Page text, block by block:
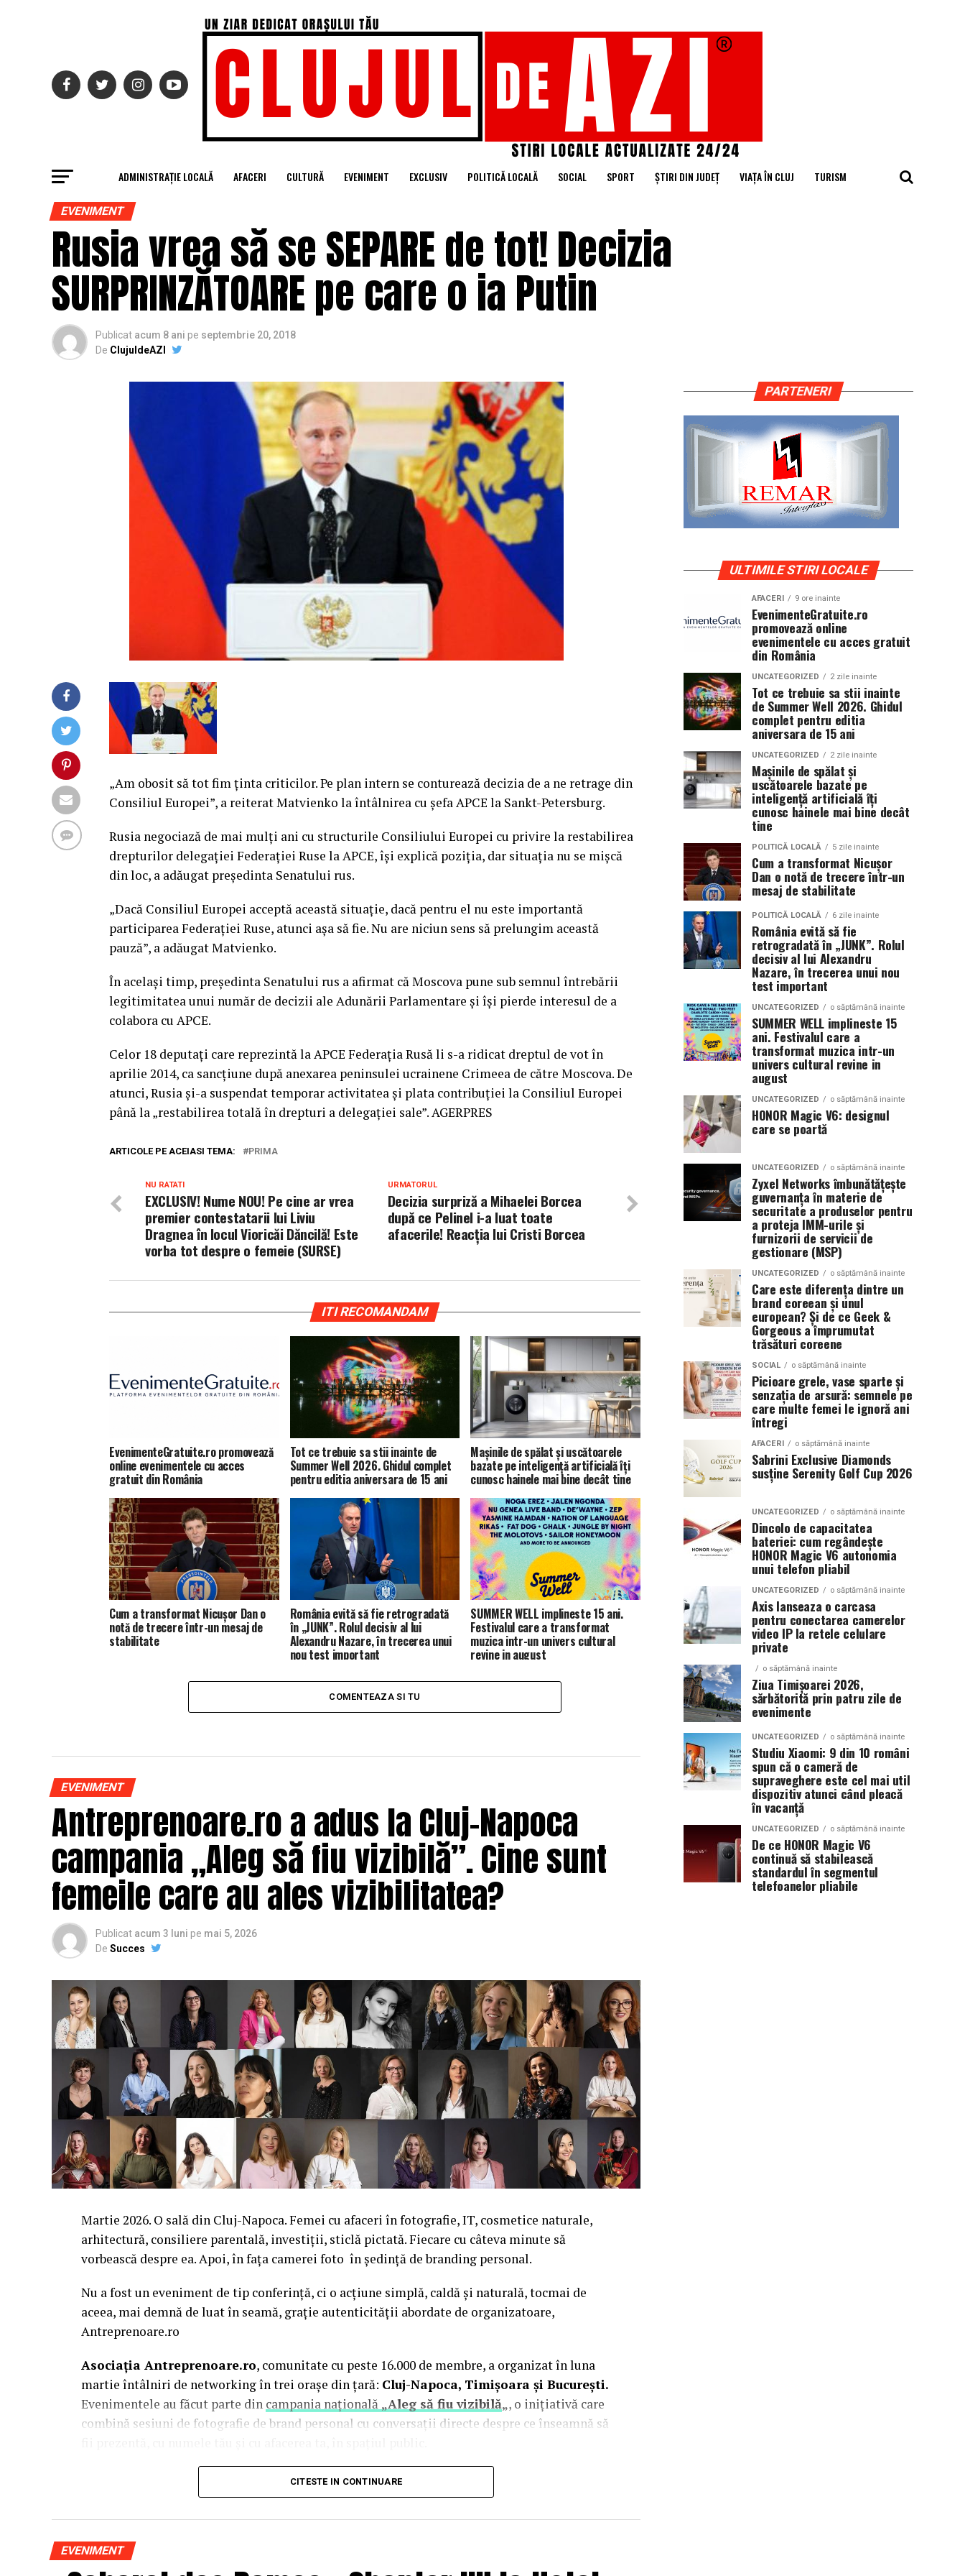
ADMINISTRAȚIE LOCALĂ AFACERI CULTURĂ EVENIMENT EXCLUSIV POLITICĂ LOCALĂ SOCIAL SPORT ȘTIRI DIN JUDEȚ VIAȚA ÎN CLUJ TURISM
EVENIMENT
Rusia vrea să se SEPARE de tot! Decizia
SURPRINZĂTOARE pe care o ia Putin
Publicat acum 8 ani pe septembrie 20, 2018
De ClujuldeAZI
„Am obosit să tot fim ţinta criticilor. Pe plan intern se conturează decizia de a ne retrage din
Consiliul Europei”, a reiterat Matvienko la întâlnirea cu şefa APCE la Sankt-Petersburg.
Rusia negociază de mai mulţi ani cu structurile Consiliului Europei cu privire la restabilirea
drepturilor delegaţiei Federaţiei Ruse la APCE, îşi explică poziţia, dar situaţia nu se mişcă
din loc, a adăugat preşedinta Senatului rus.
„Dacă Consiliul Europei acceptă această situaţie, dacă pentru el nu este importantă
participarea Federaţiei Ruse, atunci aşa să fie. Nu are niciun sens să prelungim această
pauză”, a adăugat Matvienko.
În acelaşi timp, preşedinta Senatului rus a afirmat că Moscova pune sub semnul întrebării
legitimitatea unui număr de decizii ale Adunării Parlamentare şi îşi pierde interesul de a
colabora cu APCE.
Celor 18 deputaţi care reprezintă la APCE Federaţia Rusă li s-a ridicat dreptul de vot în
aprilie 2014, ca sancţiune după anexarea peninsulei ucrainene Crimeea de către Moscova. De
atunci, Rusia şi-a suspendat temporar activitatea şi plata contribuţiei la Consiliul Europei
până la „restabilirea totală în drepturi a delegaţiei sale”. AGERPRES
ARTICOLE PE ACEIASI TEMA: PRIMA
URMATORUL
Decizia surpriză a Mihaelei Borcea
după ce Pelinel i-a luat toate
afacerile! Reacția lui Cristi Borcea
NU RATATI
EXCLUSIV! Nume NOU! Pe cine ar vrea
premier contestatarii lui Liviu
Dragnea în locul Vioricăi Dăncilă! Este
vorba tot despre o femeie (SURSE)
ITI RECOMANDAM
EvenimenteGratuite.ro promovează
online evenimentele cu acces
gratuit din România
Tot ce trebuie sa stii inainte de
Summer Well 2026. Ghidul complet
pentru editia aniversara de 15 ani
Mașinile de spălat și uscătoarele
bazate pe inteligență artificială îți
cunosc hainele mai bine decât tine
Cum a transformat Nicușor Dan o
notă de trecere într-un mesaj de
stabilitate
România evită să fie retrogradată
în „JUNK”. Rolul decisiv al lui
Alexandru Nazare, în trecerea unui
nou test important
SUMMER WELL implineste 15 ani.
Festivalul care a transformat
muzica intr-un univers cultural
revine in august
COMENTEAZA SI TU
EVENIMENT
Antreprenoare.ro a adus la Cluj-Napoca
campania „Aleg să fiu vizibilă”. Cine sunt
femeile care au ales vizibilitatea?
Publicat acum 3 luni pe mai 5, 2026
De Succes
Martie 2026. O sală din Cluj-Napoca. Femei cu afaceri în fotografie, IT, cosmetice naturale,
arhitectură, consiliere parentală, investiții, sticlă pictată. Fiecare cu câteva minute să
vorbească despre ea. Apoi, în fața camerei foto în ședință de branding personal.
Nu a fost un eveniment de tip conferință, ci o acțiune simplă, caldă și naturală, tocmai de
aceea, mai demnă de luat în seamă, grație autenticității abordate de organizatoare,
Antreprenoare.ro
Asociația Antreprenoare.ro, comunitate cu peste 16.000 de membre, a organizat în luna
martie întâlniri de networking în trei orașe din țară: Cluj-Napoca, Timișoara și București.
Evenimentele au făcut parte din campania națională „Aleg să fiu vizibilă„, o inițiativă care
combină sesiuni de fotografie de brand personal cu conversații directe despre ce înseamnă să
La Cluj-Napoca, sesiunile foto au fost susținute de doi fotografi profesioniști:
(lightsun.ro) șiDeni Sîrb(DA Studio). Valentina a venit cu 18 ani de carieră în
vânzări în spate și o tranziție asumată spre fotografia comercială și de brand personal. Deni
portret de 15 ani.
CITESTE IN CONTINUARE
EVENIMENT
PARTENERI
ULTIMILE STIRI LOCALE
AFACERI 9 ore inainte
EvenimenteGratuite.ro
promovează online
evenimentele cu acces gratuit
din România
UNCATEGORIZED 2 zile inainte
Tot ce trebuie sa stii inainte
de Summer Well 2026. Ghidul
complet pentru editia
aniversara de 15 ani
UNCATEGORIZED 2 zile inainte
Mașinile de spălat și
uscătoarele bazate pe
inteligență artificială îți
cunosc hainele mai bine decât
tine
POLITICĂ LOCALĂ 5 zile inainte
Cum a transformat Nicușor
Dan o notă de trecere într-un
mesaj de stabilitate
POLITICĂ LOCALĂ 6 zile inainte
România evită să fie
retrogradată în „JUNK”. Rolul
decisiv al lui Alexandru
Nazare, în trecerea unui nou
test important
UNCATEGORIZED o săptămână inainte
SUMMER WELL implineste 15
ani. Festivalul care a
transformat muzica intr-un
univers cultural revine in
august
UNCATEGORIZED o săptămână inainte
HONOR Magic V6: designul
care se poartă
UNCATEGORIZED o săptămână inainte
Zyxel Networks îmbunătățește
guvernanța în materie de
securitate a produselor pentru
a proteja IMM-urile și
furnizorii de servicii de
gestionare (MSP)
UNCATEGORIZED o săptămână inainte
Care este diferența dintre un
brand coreean și unul
european? Și de ce Geek &
Gorgeous a împrumutat
trăsături coreene
SOCIAL o săptămână inainte
Picioare grele, vase sparte și
senzația de arsură: semnele pe
care multe femei le ignoră ani
întregi
AFACERI o săptămână inainte
Sabrini Exclusive Diamonds
susține Serenity Golf Cup 2026
UNCATEGORIZED o săptămână inainte
Dincolo de capacitatea
bateriei: cum regândește
HONOR Magic V6 autonomia
unui telefon pliabil
UNCATEGORIZED o săptămână inainte
Axis lanseaza o carcasa
pentru conectarea camerelor
video IP la retele celulare
private
o săptămână inainte
Ziua Timișoarei 2026,
sărbătorită prin patru zile de
evenimente
UNCATEGORIZED o săptămână inainte
Studiu Xiaomi: 9 din 10 români
spun că o cameră de
supraveghere este cel mai util
dispozitiv atunci când pleacă
în vacanță
UNCATEGORIZED o săptămână inainte
De ce HONOR Magic V6
continuă să stabilească
standardul în segmentul
telefoanelor pliabile